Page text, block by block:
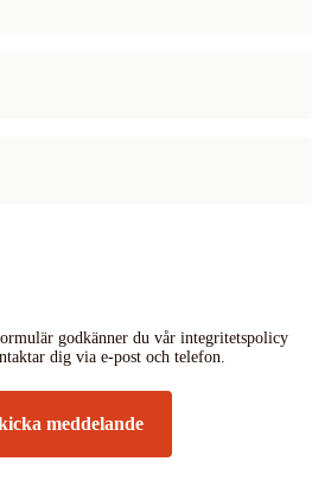
godkänner du vår integritetspolicy
dig via e-post och telefon.
meddelande